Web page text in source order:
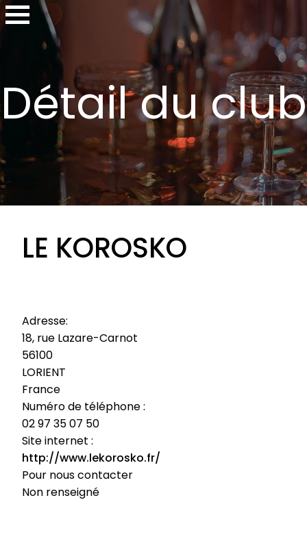
Détail du club
LE KOROSKO
Adresse:
18, rue Lazare-Carnot
56100
LORIENT
France
Numéro de téléphone :
02 97 35 07 50
Site internet :
http://www.lekorosko.fr/
Pour nous contacter
Non renseigné